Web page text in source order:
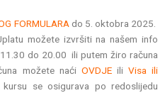
FORMULARA do 5. oktobra 2025.
možete izvršiti na našem info
do 20.00 ili putem žiro računa
možete naći OVDJEili Visa ili
kursu se osigurava po redoslijedu